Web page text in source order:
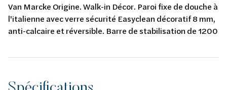
Van Marcke Origine. Walk-in Décor. Paroi fixe de douche à
l'italienne avec verre sécurité Easyclean décoratif 8 mm,
anti-calcaire et réversible. Barre de stabilisation de 1200
fixation.